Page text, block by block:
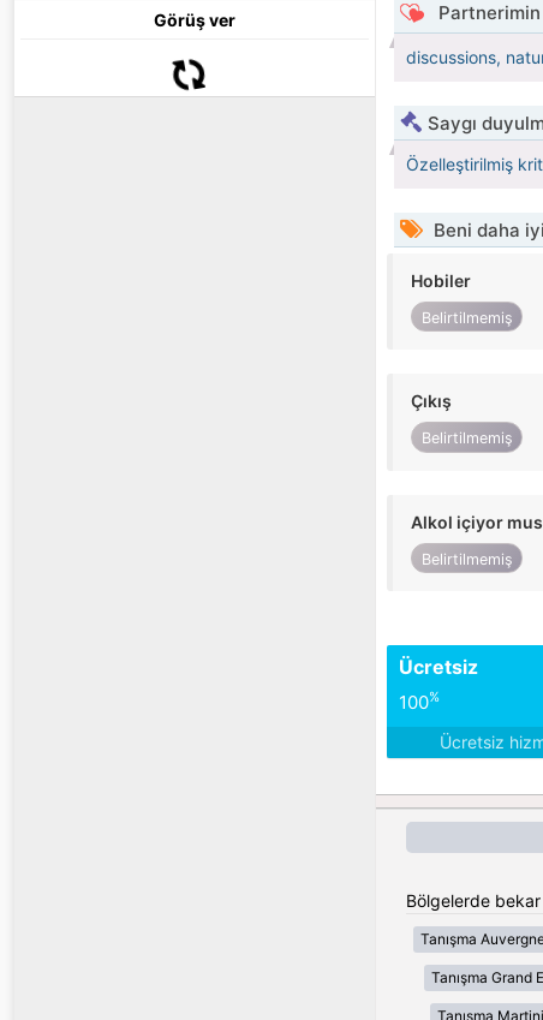
Görüş ver Partnerimin
discussions,
Saygı
Özelleştirilmiş
Beni daha
Hobiler
Belirtilmemiş
Çıkış
Belirtilmemiş
Alkol içiyor
Belirtilmemiş
Ücretsiz
100%
Ücretsiz
Bölgelerde
Tanışma
Tanışma Grand
Tanışma